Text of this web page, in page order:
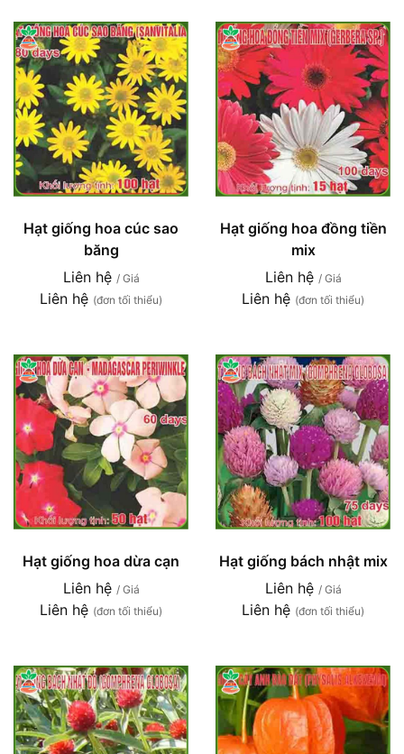
Hạt giống hoa cúc sao
băng
Liên hệ / Giá
Liên hệ (đơn tối thiểu)
Hạt giống hoa đồng tiền
mix
Liên hệ / Giá
Liên hệ (đơn tối thiểu)
Hạt giống hoa dừa cạn
Liên hệ / Giá
Liên hệ (đơn tối thiểu)
Hạt giống bách nhật mix
Liên hệ / Giá
Liên hệ (đơn tối thiểu)